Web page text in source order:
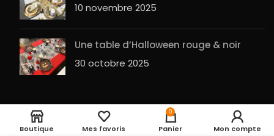
10 novembre 2025
Une table d’Halloween rouge & noir
30 octobre 2025
Entrepot de la fête 2023 RÉALISÉ PARGuesHu Plan du site
Barbe pirate des
€
Boutique Mes favoris
0
Panier Mon compte